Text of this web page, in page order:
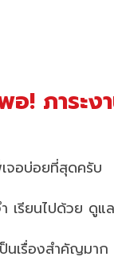
อ! ภาระ
อบ่อยที่สุดครับ
เรียนไปด้วย ดู
ป็นเรื่องสำคัญม